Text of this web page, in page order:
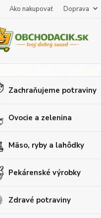
Ako nakupovať Doprava
Zachraňujeme potraviny
Ovocie a zelenina
Mäso, ryby a lahôdky
Pekárenské výrobky
Zdravé potraviny